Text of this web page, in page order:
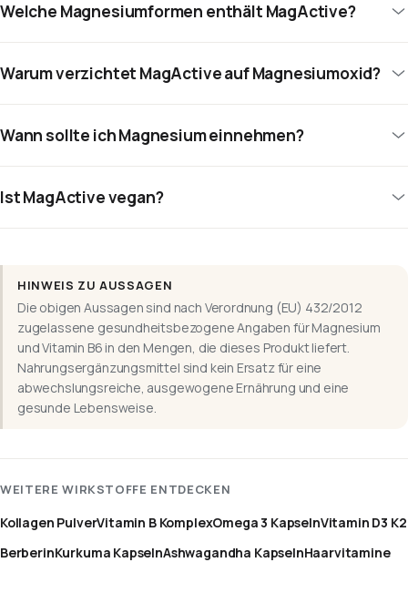
Welche Magnesiumformen enthält MagActive?
Warum verzichtet MagActive auf Magnesiumoxid?
Wann sollte ich Magnesium einnehmen?
Ist MagActive vegan?
HINWEIS ZU AUSSAGEN
Die obigen Aussagen sind nach Verordnung (EU) 432/2012
zugelassene gesundheitsbezogene Angaben für Magnesium
und Vitamin B6 in den Mengen, die dieses Produkt liefert.
Nahrungsergänzungsmittel sind kein Ersatz für eine
abwechslungsreiche, ausgewogene Ernährung und eine
gesunde Lebensweise.
WEITERE WIRKSTOFFE ENTDECKEN
Kollagen PulverVitamin B KomplexOmega 3 KapselnVitamin D3 K2
BerberinKurkuma KapselnAshwagandha KapselnHaarvitamine